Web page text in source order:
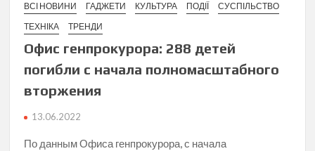
ВСІ НОВИНИ ГАДЖЕТИ КУЛЬТУРА ПОДІЇ
СУСПІЛЬСТВО
ТЕХНІКА
ТРЕНДИ
Офис генпрокурора: 288 детей
погибли с начала полномасштабного
вторжения
13.06.2022
По данным Офиса генпрокурора, с начала